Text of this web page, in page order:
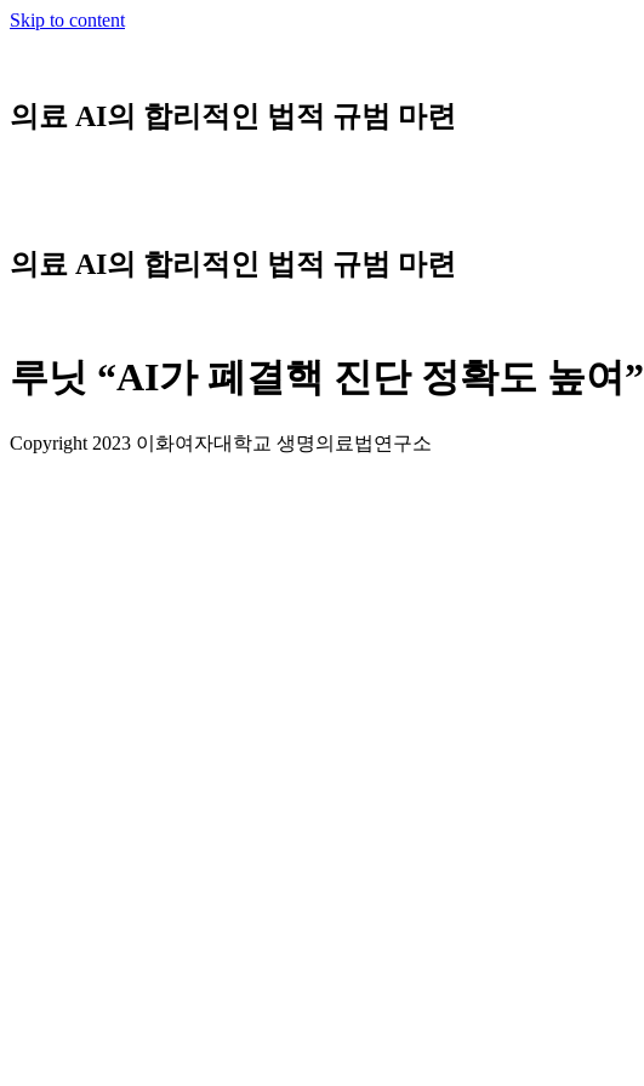
Skip to content
의료 AI의 합리적인 법적 규범 마련
의료 AI의 합리적인 법적 규범 마련
루닛 “AI가 폐결핵 진단 정확도 높여”
Copyright 2023 이화여자대학교 생명의료법연구소